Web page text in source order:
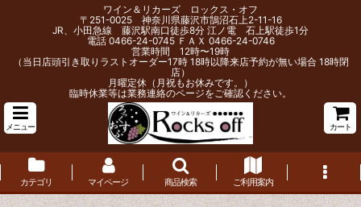
ワイン＆リカーズ ロックス・オフ
〒251-0025 神奈川県藤沢市鵠沼石上2-11-16
JR、小田急線 藤沢駅南口徒歩8分 江ノ電 石上駅徒歩1分
電話 0466-24-0745 ＦＡＸ 0466-24-0746
営業時間 12時〜19時
（当日店頭引き取りラストオーダー17時 18時以降来店予約が無い場合 18時閉
店）
月曜定休（月祝もお休みです。）
臨時休業等は業務連絡のページをご確認ください。
メニュー カート
カテゴリ マイページ 商品検索 ご利用案内